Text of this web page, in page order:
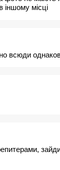
іншому місці
всюди